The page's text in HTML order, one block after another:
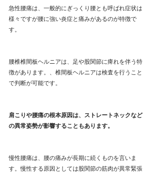
急性腰痛は、一般的にぎっくり腰とも呼ばれ症状は
様々ですが腰に強い炎症と痛みがあるのが特徴で
す。
腰椎椎間板ヘルニアは、足や股関節に痺れを伴う特
徴があります。、椎間板ヘルニアは検査を行うこと
で判断が可能です。
肩こりや腰痛の根本原因は、ストレートネックなど
の異常姿勢が影響することもあります。
慢性腰痛は、腰の痛みが長期に続くものを言いま
す。慢性する原因としては股関節の筋肉が異常緊張